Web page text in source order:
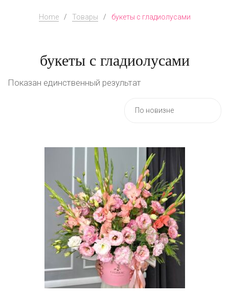
Home / Товары / букеты с гладиолусами
букеты с гладиолусами
Показан единственный результат